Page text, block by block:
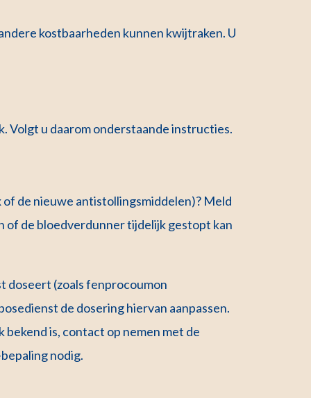
kostbaarheden kunnen kwijtraken. U
Volgt u daarom onderstaande instructies.
de nieuwe antistollingsmiddelen)? Meld
of de bloedverdunner tijdelijk gestopt kan
doseert (zoals fenprocoumon
de dosering hiervan aanpassen.
bekend is, contact op nemen met de
nodig.